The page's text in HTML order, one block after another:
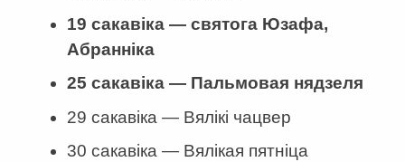
19 сакавіка — святога Юзафа,
Абранніка
25 сакавіка — Пальмовая нядзеля
29 сакавіка — Вялікі чацвер
30 сакавіка — Вялікая пятніца